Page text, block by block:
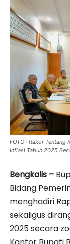
FOTO : Rakor Tentang
Inflasi Tahun 2025
Bengkalis –
Bidang
menghadiri
sekaligus
2025 secara
Kantor Bupati